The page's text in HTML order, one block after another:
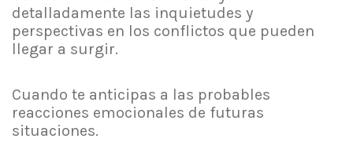
detalladamente las inquietudes y
perspectivas en los conflictos que pueden
llegar a surgir.
Cuando te anticipas a las probables
reacciones emocionales de futuras
situaciones.